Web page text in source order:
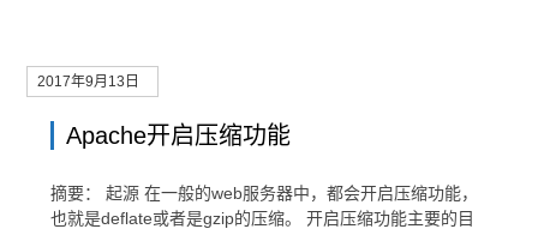
2017年9月13日
Apache开启压缩功能
摘要： 起源 在一般的web服务器中，都会开启压缩功能，
也就是deflate或者是gzip的压缩。 开启压缩功能主要的目